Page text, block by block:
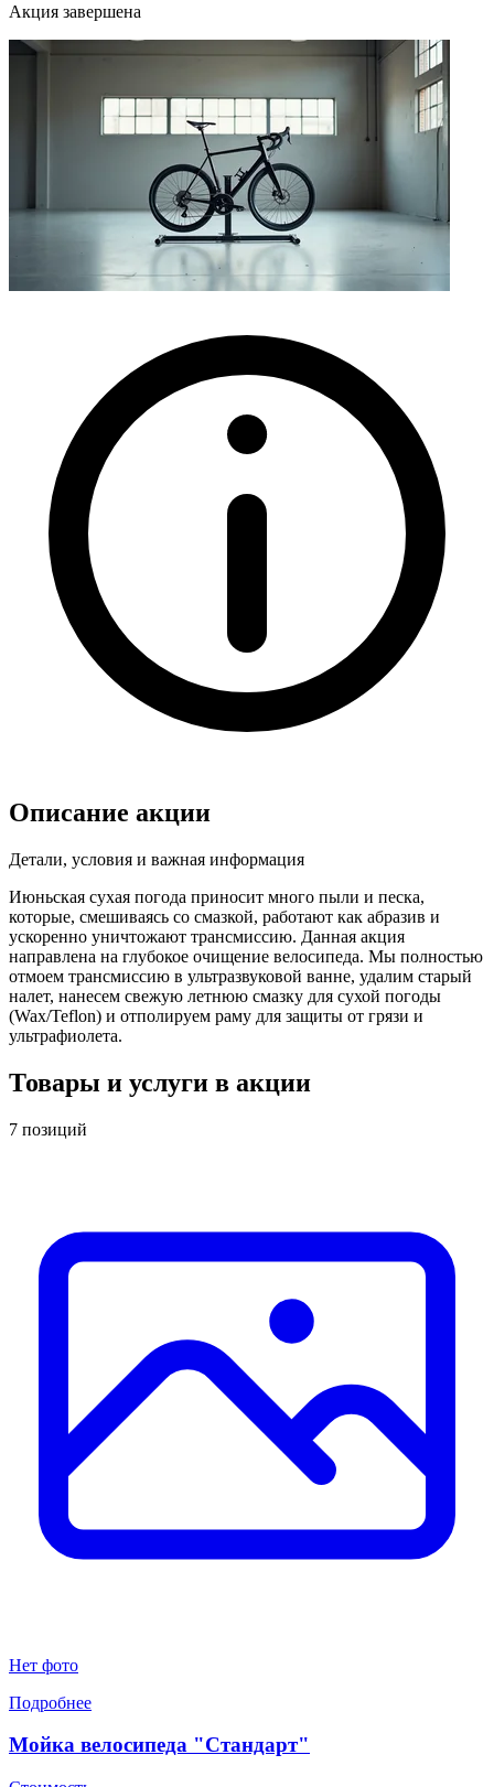
Акция завершена
Описание акции
Детали, условия и важная информация
Июньская сухая погода приносит много пыли и песка,
которые, смешиваясь со смазкой, работают как абразив и
ускоренно уничтожают трансмиссию. Данная акция
направлена на глубокое очищение велосипеда. Мы полностью
отмоем трансмиссию в ультразвуковой ванне, удалим старый
налет, нанесем свежую летнюю смазку для сухой погоды
(Wax/Teflon) и отполируем раму для защиты от грязи и
ультрафиолета.
Товары и услуги в акции
7 позиций
Нет фото
Подробнее
Мойка велосипеда "Стандарт"